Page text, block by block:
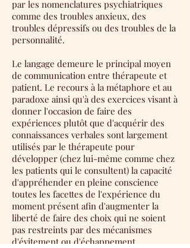
par les nomenclatures psychiatriques
comme des troubles anxieux, des
troubles dépressifs ou des troubles de la
personnalité.
Le langage demeure le principal moyen
de communication entre thérapeute et
patient. Le recours à la métaphore et au
paradoxe ainsi qu'à des exercices visant à
donner l'occasion de faire des
expériences plutôt que d'acquérir des
connaissances verbales sont largement
utilisés par le thérapeute pour
développer (chez lui-même comme chez
les patients qui le consultent) la capacité
d'appréhender en pleine conscience
toutes les facettes de l'expérience du
moment présent afin d'augmenter la
liberté de faire des choix qui ne soient
pas restreints par des mécanismes
d'évitement ou d'échappement.